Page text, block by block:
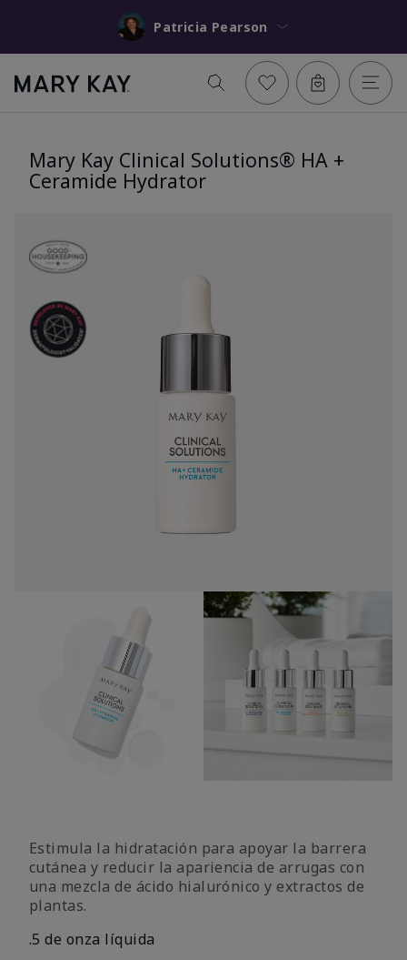
Patricia Pearson
Mary Kay Clinical Solutions® HA +
Ceramide Hydrator
Estimula la hidratación para apoyar la barrera
cutánea y reducir la apariencia de arrugas con
una mezcla de ácido hialurónico y extractos de
plantas.
.5 de onza líquida